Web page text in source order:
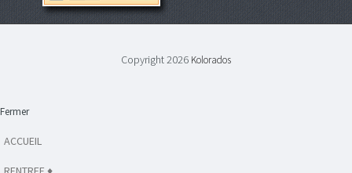
Copyright 2026 Kolorados
Fermer
ACCUEIL